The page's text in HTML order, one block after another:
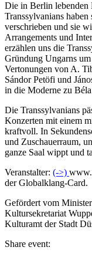
Die in Berlin lebenden
Transsylvanians
verschrieben und sie
Arrangements und
erzählen uns die
Gründung Ungarns
Vertonungen von A.
Sándor Petöfi und
in die Moderne zu
Die Transsylvanians
Konzerten mit einem
kraftvoll. In
und Zuschauerraum,
ganze Saal wippt und
Veranstalter: (->)
der Globalklang-Card.
Gefördert vom
Kultursekretariat
Kulturamt der Stadt
Share event: